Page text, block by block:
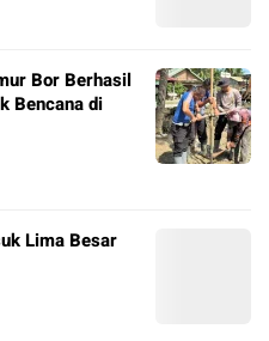
Bor Berhasil
Bencana di
Lima Besar